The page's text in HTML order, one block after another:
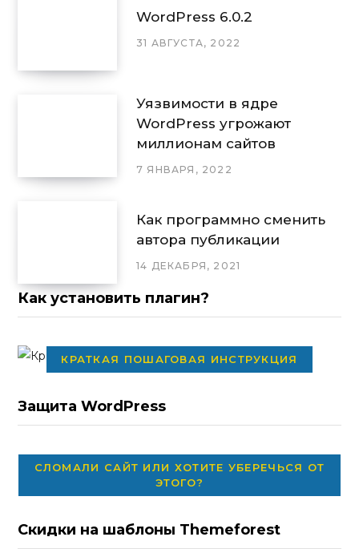
WordPress 6.0.2
31 АВГУСТА, 2022
Уязвимости в ядре
WordPress угрожают
миллионам сайтов
7 ЯНВАРЯ, 2022
Как программно сменить
автора публикации
14 ДЕКАБРЯ, 2021
Как установить плагин?
КРАТКАЯ ПОШАГОВАЯ ИНСТРУКЦИЯ
Защита WordPress
СЛОМАЛИ САЙТ ИЛИ ХОТИТЕ УБЕРЕЧЬСЯ ОТ
ЭТОГО?
Скидки на шаблоны Themeforest